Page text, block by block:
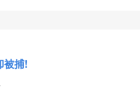
被捕!